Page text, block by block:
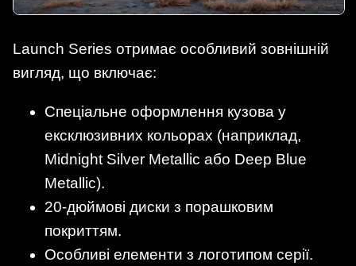
Launch Series отримає особливий зовнішній
вигляд, що включає:
Спеціальне оформлення кузова у
ексклюзивних кольорах (наприклад,
Midnight Silver Metallic або Deep Blue
Metallic).
20-дюймові диски з порашковим
покриттям.
Особливі елементи з логотипом серії.